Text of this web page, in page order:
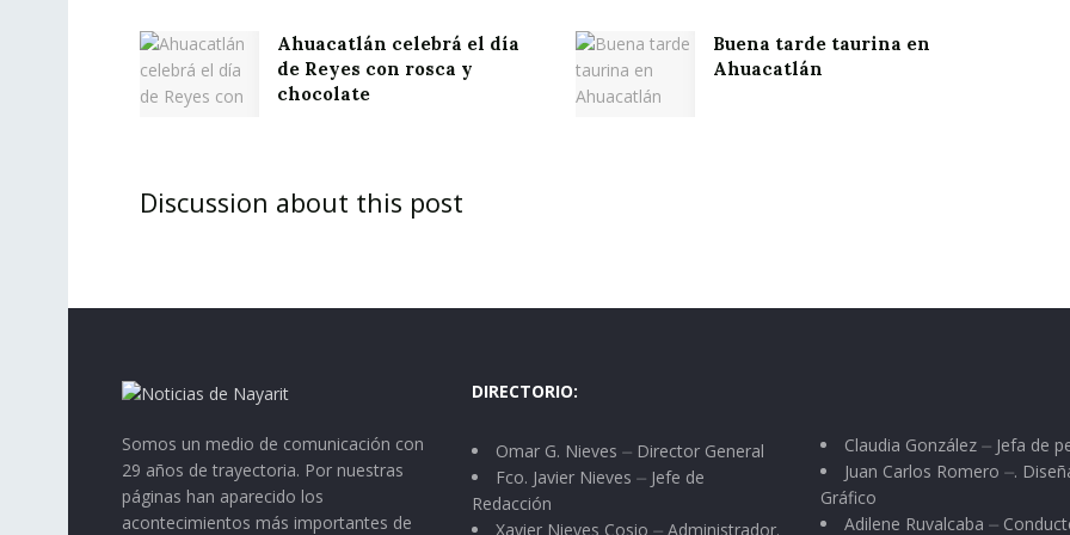
Ahuacatlán celebrá el día
de Reyes con rosca y
chocolate
Buena tarde taurina en
Ahuacatlán
Discussion about this post
Somos un medio de comunicación con
29 años de trayectoria. Por nuestras
páginas han aparecido los
acontecimientos más importantes de
DIRECTORIO:
Omar G. Nieves ⏤ Director General
Fco. Javier Nieves ⏤ Jefe de
Redacción
Xavier Nieves Cosio ⏤ Administrador.
Claudia González ⏤ Jefa de
Juan Carlos Romero ⏤.
Gráfico
Adilene Ruvalcaba ⏤